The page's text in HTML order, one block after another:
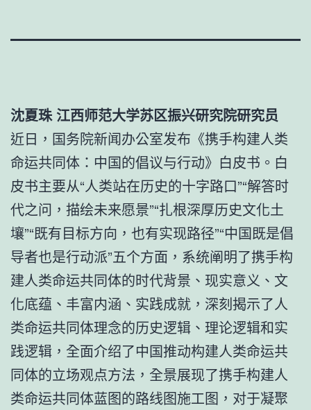
沈夏珠 江西师范大学苏区振兴研究院研究员
近日，国务院新闻办公室发布《携手构建人类
命运共同体：中国的倡议与行动》白皮书。白
皮书主要从“人类站在历史的十字路口”“解答时
代之问，描绘未来愿景”“扎根深厚历史文化土
壤”“既有目标方向，也有实现路径”“中国既是倡
导者也是行动派”五个方面，系统阐明了携手构
建人类命运共同体的时代背景、现实意义、文
化底蕴、丰富内涵、实践成就，深刻揭示了人
类命运共同体理念的历史逻辑、理论逻辑和实
践逻辑，全面介绍了中国推动构建人类命运共
同体的立场观点方法，全景展现了携手构建人
类命运共同体蓝图的路线图施工图，对于凝聚